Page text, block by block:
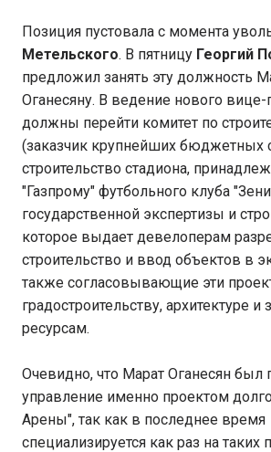
Позиция пустовала с момента
Метельского. В пятницу Георгий
предложил занять эту должность
Оганесяну. В ведение нового вице-
должны перейти комитет по
(заказчик крупнейших бюджетных
строительство стадиона,
"Газпрому" футбольного клуба
государственной экспертизы и
которое выдает девелоперам
строительство и ввод объектов в
также согласовывающие эти
градостроительству, архитектуре
ресурсам.
Очевидно, что Марат Оганесян был
управление именно проектом
Арены", так как в последнее время
специализируется как раз на таких